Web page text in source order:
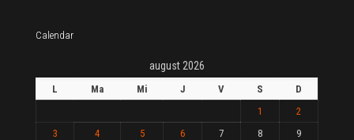
Calendar
august 2026
L Ma Mi J V S
D
1
2
3
4 5 6 7 8
9